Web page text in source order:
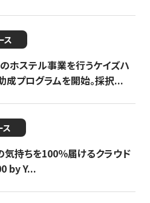
ス
ホステル事業を行うケイズハ
プログラムを開始。採択...
ス
気持ちを100％届けるクラウド
by Y...